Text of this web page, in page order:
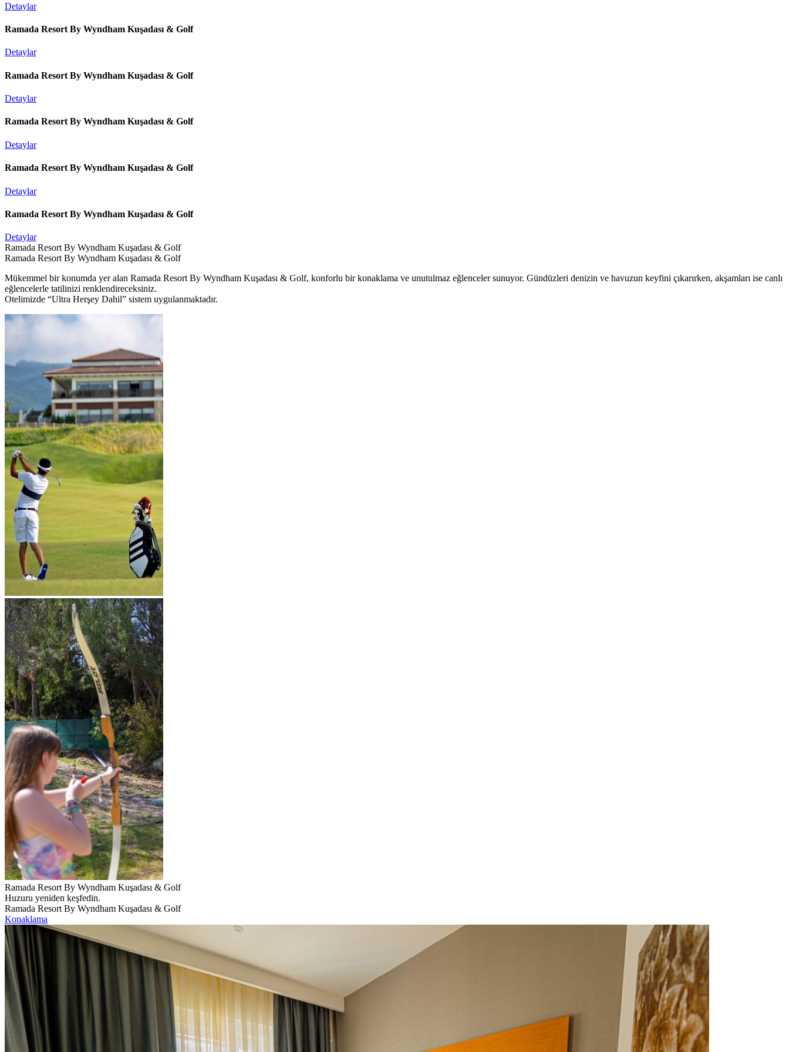
Detaylar
Ramada Resort By Wyndham Kuşadası & Golf
Detaylar
Ramada Resort By Wyndham Kuşadası & Golf
Detaylar
Ramada Resort By Wyndham Kuşadası & Golf
Detaylar
Ramada Resort By Wyndham Kuşadası & Golf
Detaylar
Ramada Resort By Wyndham Kuşadası & Golf
Detaylar
Ramada Resort By Wyndham Kuşadası & Golf
Ramada Resort By Wyndham Kuşadası & Golf
Mükemmel bir konumda yer alan Ramada Resort By Wyndham Kuşadası & Golf, konforlu bir konaklama ve unutulmaz eğlenceler sunuyor. Gündüzleri denizin ve havuzun keyfini çıkarırken, akşamları ise canlı
eğlencelerle tatilinizi renklendireceksiniz.
Otelimizde “Ultra Herşey Dahil” sistem uygulanmaktadır.
Ramada Resort By Wyndham Kuşadası & Golf
Huzuru yeniden keşfedin.
Ramada Resort By Wyndham Kuşadası & Golf
Konaklama